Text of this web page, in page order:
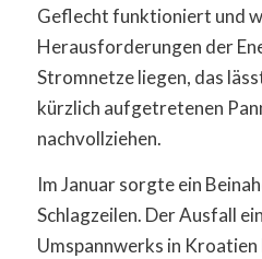
Geflecht funktioniert und
Herausforderungen der
Stromnetze liegen, das
kürzlich aufgetretenen
nachvollziehen.
Im Januar sorgte ein
Schlagzeilen. Der Ausfall
Umspannwerks in